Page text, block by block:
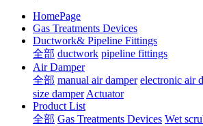
HomePage
Gas Treatments Devices
Ductwork& Pipeline Fittings
全部 ductwork pipeline fittings
Air Damper
全部 manual air damper electronic air
size damper Actuator
Product List
全部 Gas Treatments Devices Wet